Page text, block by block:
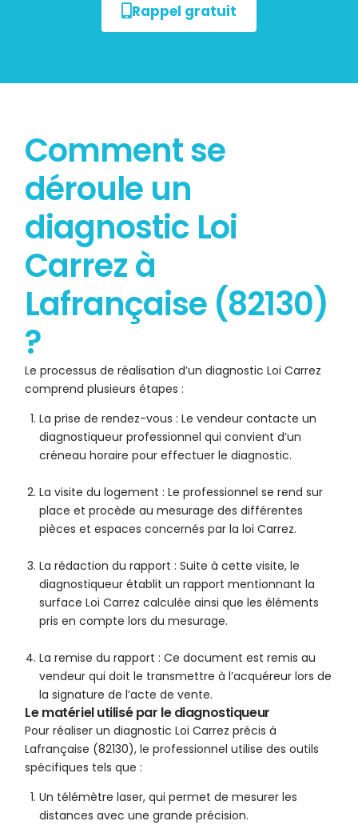
Rappel gratuit
Comment se
déroule un
diagnostic Loi
Carrez à
Lafrançaise (82130)
?
Le processus de réalisation d’un diagnostic Loi Carrez
comprend plusieurs étapes :
La prise de rendez-vous : Le vendeur contacte un
diagnostiqueur professionnel qui convient d’un
créneau horaire pour effectuer le diagnostic.
La visite du logement : Le professionnel se rend sur
place et procède au mesurage des différentes
pièces et espaces concernés par la loi Carrez.
La rédaction du rapport : Suite à cette visite, le
diagnostiqueur établit un rapport mentionnant la
surface Loi Carrez calculée ainsi que les éléments
pris en compte lors du mesurage.
La remise du rapport : Ce document est remis au
vendeur qui doit le transmettre à l’acquéreur lors de
la signature de l’acte de vente.
Le matériel utilisé par le diagnostiqueur
Pour réaliser un diagnostic Loi Carrez précis à
Lafrançaise (82130), le professionnel utilise des outils
spécifiques tels que :
Un télémètre laser, qui permet de mesurer les
distances avec une grande précision.